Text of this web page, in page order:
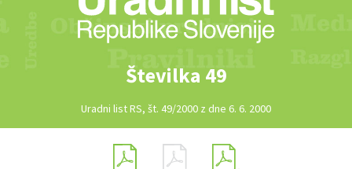
Številka 49
Uradni list RS, št. 49/2000 z dne 6. 6. 2000